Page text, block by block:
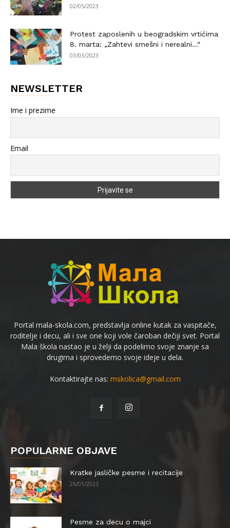
02/05/2023
Protest zaposlenih u beogradskim vrtićima
8. marta: „Zahtevi smešni i nerealni…“
03/03/2023
NEWSLETTER
Ime i prezime
Email
Portal mala-skola.com, predstavlja online kutak za vaspitače,
roditelje i decu, ali i sve one koji vole čaroban dečiji svet. Portal
Mala škola nastao je u želji da podelimo svoje znanje sa
drugima i sprovedemo svoje ideje u dela.
Kontaktirajte nas: mskolica@gmail.com
POPULARNE OBJAVE
Kratke jasličke pesme i recitacije
26/01/2023
Pesme za decu o majci